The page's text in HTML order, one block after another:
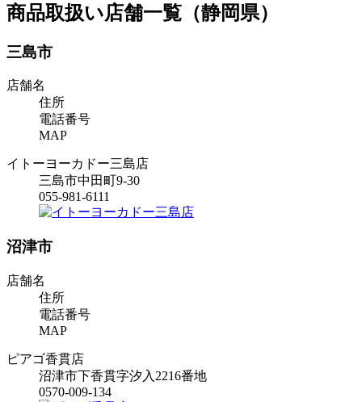
商品取扱い店舗一覧（静岡県）
三島市
店舗名
住所
電話番号
MAP
イトーヨーカドー三島店
三島市中田町9-30
055-981-6111
沼津市
店舗名
住所
電話番号
MAP
ピアゴ香貫店
沼津市下香貫字汐入2216番地
0570-009-134